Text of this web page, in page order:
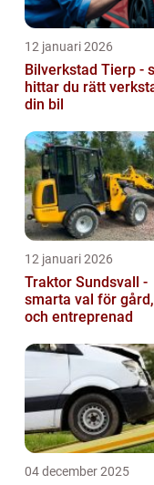
12 januari 2026
Bilverkstad Tierp -
hittar du rätt
din bil
12 januari 2026
Traktor Sundsvall -
smarta val för
och entreprenad
04 december 2025